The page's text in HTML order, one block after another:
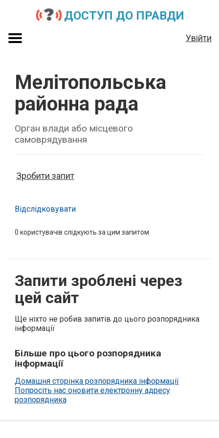
ДОСТУП ДО ПРАВДИ
Увійти
Мелітопольська
районна рада
Орган влади або місцевого
самоврядування
Зробити запит
Відслідковувати
0 користувачів слідкують за цим запитом
Запити зроблені через
цей сайт
Ще ніхто не робив запитів до цього розпорядника
інформації
Більше про цього розпорядника
інформації
Домашня сторінка розпорядника інформації
Попросіть нас оновити електронну адресу
розпорядника